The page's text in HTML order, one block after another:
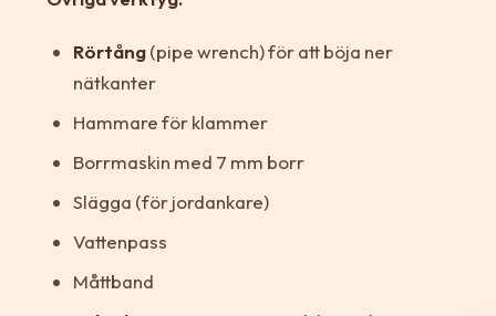
Rörtång(pipe wrench) för att böja ner
nätkanter
Hammare för klammer
Borrmaskin med 7 mm borr
Slägga (för jordankare)
Vattenpass
Måttband